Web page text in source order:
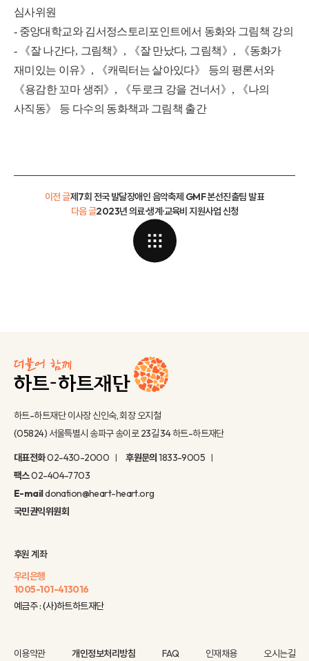
심사위원
- 중앙대학교와 김서정스토리포인트에서 동화와 그림책 강의
-
《잘 나간다, 그림책》 , 《잘 만났다, 그림책》 , 《동화가
재미있는 이유》 , 《캐릭터는 살아있다》 등의 평론서와
《용감한 꼬마 생쥐 》 , 《두로크 강을 건너서 》 , 《나의
사직동》 등 다수의 동화책과 그림책 출간
이전 글제7회 전국 발달장애인 음악축제 GMF 본선진출팀 발표
2023년 의료·생계·교육비 지원사업 신청
다음 글
하트-하트재단 이사장 신인숙, 회장 오지철
(05824) 서울특별시 송파구 송이로 23길 34 하트-하트재단
대표전화02-430-2000 후원문의1833-9005
팩스02-404-7703
E-maildonation@heart-heart.org
국민권익위원회
후원 계좌
우리은행
1005-101-413016
예금주 : (사)하트하트재단
이용약관 개인정보처리방침 FAQ 인재채용 오시는길